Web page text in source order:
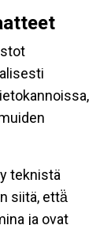
teknistä
siitä, että̈
ja ovat